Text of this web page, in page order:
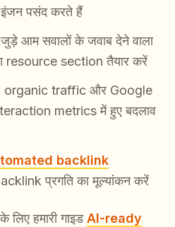
पसंद करते हैं
आम सवालों के जवाब देने वाला
resource section तैयार करें
organic traffic और Google
metrics में हुए बदलाव
backlink
प्रगति का मूल्यांकन करें
हमारी गाइडAI-ready